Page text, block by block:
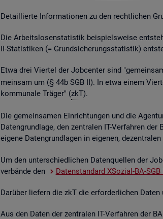
De­tail­lier­te In­for­ma­tio­nen zu den recht­li­chen
Die Ar­beits­lo­sen­sta­tis­tik bei­spiels­wei­se
II-Sta­tis­ti­ken (= Grund­si­che­rungs­sta­tis­tik)
Etwa drei Vier­tel der Job­cen­ter sind
mein­sam um (§ 44b SGB II). In etwa einem
kom­mu­na­le Trä­ger" (zkT).
Die ge­mein­sa­men Ein­rich­tun­gen und die
Da­ten­grund­la­ge, den zen­tra­len IT-Ver­fah­ren
ei­ge­ne Da­ten­grund­la­gen in ei­ge­nen, de­zen­tra­len
Um den un­ter­schied­li­chen Da­ten­quel­len der
ver­bän­de den
Da­ten­stan­dard XSo­zi­al-BA-SGB
Dar­über lie­fern die zkT die er­for­der­li­chen
Aus den Daten der zen­tra­len IT-Ver­fah­ren der